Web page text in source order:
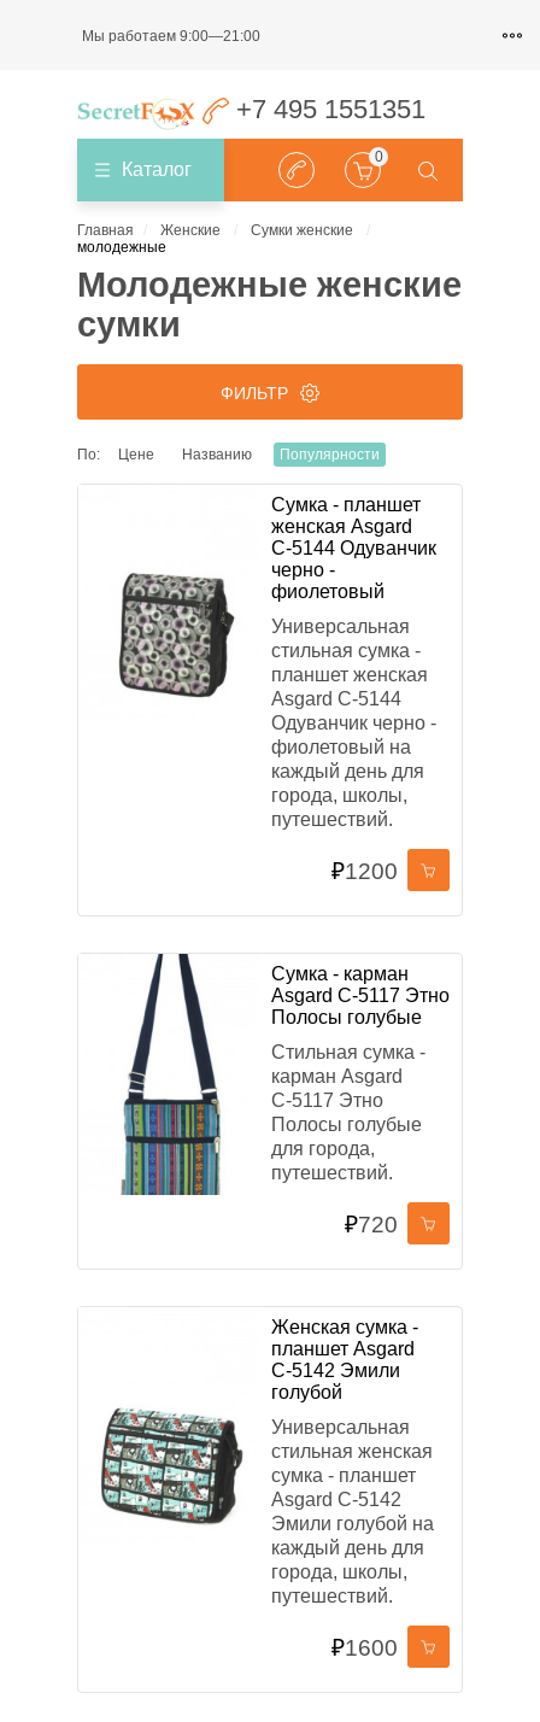
Мы работаем 9:00—21:00
+7 495 1551351
Каталог
0
Главная Женские
Сумки женские
молодежные
Молодежные женские
сумки
ФИЛЬТР
ЦЕНА
₽
ОСНОВНЫЕ ЦВЕТА
Текстиль
БРЕНД
Asgard Across
MONKKING
Grizzly
ПРИМЕНИТЬ ФИЛЬТР
СБРОСИТЬ ФИЛЬТР
По: Цене Названию Популярности
Сумка - планшет
женская Asgard
С-5144 Одуванчик
черно -
фиолетовый
Универсальная
стильная сумка -
планшет женская
Asgard С-5144
Одуванчик черно -
фиолетовый на
каждый день для
города, школы,
путешествий.
₽1200
Сумка - карман
Asgard С-5117 Этно
Полосы голубые
Стильная сумка -
карман Asgard
С-5117 Этно
Полосы голубые
для города,
путешествий.
₽720
Женская сумка -
планшет Asgard
С-5142 Эмили
голубой
Универсальная
стильная женская
сумка - планшет
Asgard С-5142
Эмили голубой на
каждый день для
города, школы,
путешествий.
₽1600